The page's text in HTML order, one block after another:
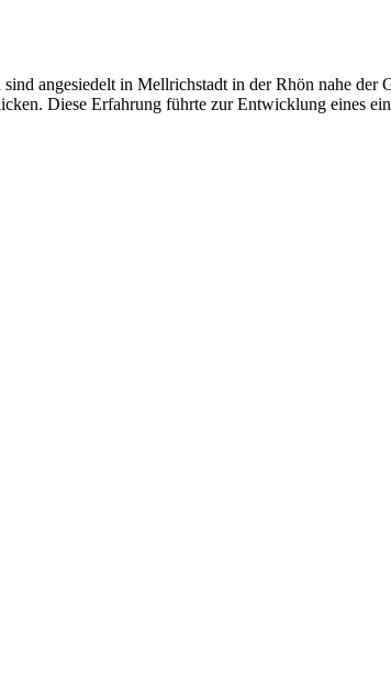
angesiedelt in Mellrichstadt in der Rhön nahe
Diese Erfahrung führte zur Entwicklung eines